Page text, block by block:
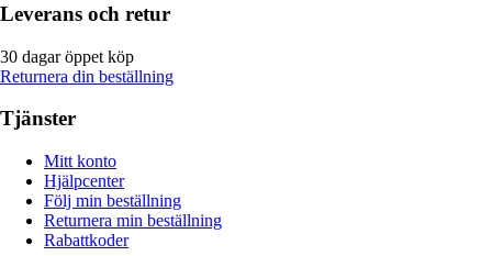
Leverans och retur
30 dagar öppet köp
Returnera din beställning
Tjänster
Mitt konto
Hjälpcenter
Följ min beställning
Returnera min beställning
Rabattkoder